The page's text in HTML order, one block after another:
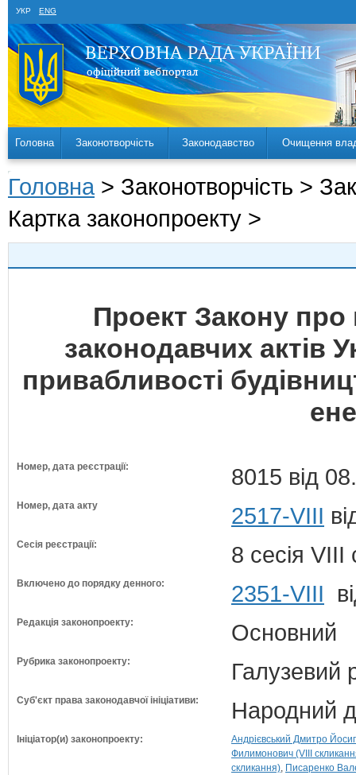
УКР ENG
Головна Законотворчість Законодавство Очищення
Головна > Законотворчість >
Картка законопроекту >
Проект Закону про
законодавчих актів
привабливості
Номер, дата реєстрації: 8015 від
Номер, дата акту 2517-VIII
Сесія реєстрації: 8 сесія VIII
Включено до порядку денного: 2351-VIII
Редакція законопроекту: Основний
Рубрика законопроекту: Галузевий
Суб'єкт права законодавчої ініціативи: Народний
Ініціатор(и) законопроекту:
Андрієвський Дмитро
Филимонович (VIII
скликання) Писаренко